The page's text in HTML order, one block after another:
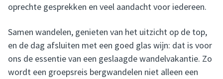
oprechte gesprekken en veel aandacht voor iedereen.
Samen wandelen, genieten van het uitzicht op de top,
en de dag afsluiten met een goed glas wijn: dat is voor
ons de essentie van een geslaagde wandelvakantie. Zo
wordt een groepsreis bergwandelen niet alleen een